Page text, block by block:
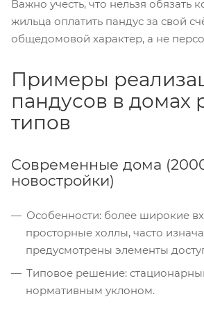
Важно учесть, что нельзя обязать
жильца оплатить пандус за свой
общедомовой характер, а не
Примеры
пандусов в домах
типов
Современные дома
новостройки)
Особенности: более широкие
просторные холлы, часто
предусмотрены элементы
Типовое решение:
нормативным уклоном.